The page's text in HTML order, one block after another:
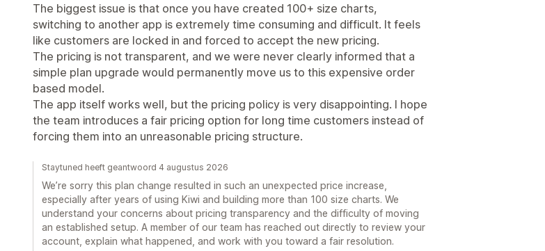
The biggest issue is that once you have created 100+ size charts,
switching to another app is extremely time consuming and difficult. It feels
like customers are locked in and forced to accept the new pricing.
The pricing is not transparent, and we were never clearly informed that a
simple plan upgrade would permanently move us to this expensive order
based model.
The app itself works well, but the pricing policy is very disappointing. I hope
the team introduces a fair pricing option for long time customers instead of
forcing them into an unreasonable pricing structure.
Staytuned heeft geantwoord 4 augustus 2026
We’re sorry this plan change resulted in such an unexpected price increase,
especially after years of using Kiwi and building more than 100 size charts. We
understand your concerns about pricing transparency and the difficulty of moving
an established setup. A member of our team has reached out directly to review your
account, explain what happened, and work with you toward a fair resolution.